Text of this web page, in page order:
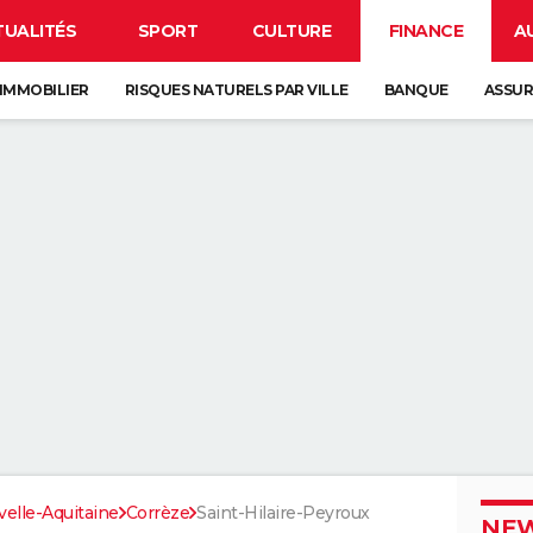
SPORT CULTURE FINANCE
RISQUES NATURELS PAR VILLE BANQUE
Aquitaine Corrèze Saint-Hilaire-Peyroux